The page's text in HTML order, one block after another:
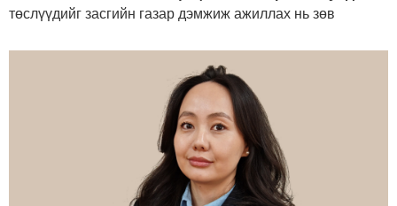
төслүүдийг засгийн газар дэмжиж ажиллах нь зөв